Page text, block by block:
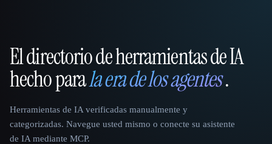
That AI Collection
El directorio de herramientas de IA
hecho parala era de los agentes.
Herramientas de IA verificadas manualmente y
categorizadas. Navegue usted mismo o conecte su asistente
de IA mediante MCP.